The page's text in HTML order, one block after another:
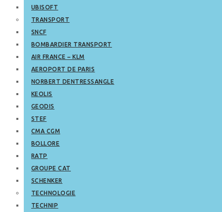
UBISOFT
TRANSPORT
SNCF
BOMBARDIER TRANSPORT
AIR FRANCE – KLM
AEROPORT DE PARIS
NORBERT DENTRESSANGLE
KEOLIS
GEODIS
STEF
CMA CGM
BOLLORE
RATP
GROUPE CAT
SCHENKER
TECHNOLOGIE
TECHNIP